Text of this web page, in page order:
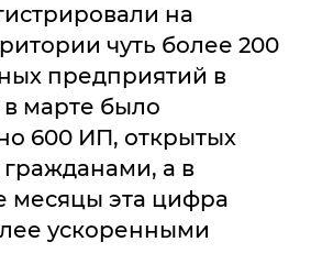
на
чуть более 200
предприятий в
марте было
600 ИП, открытых
а в
месяцы эта цифра
ускоренными